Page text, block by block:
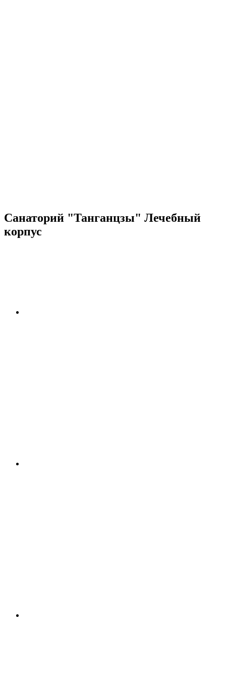
Санаторий "Танганцзы" Лечебный
корпус